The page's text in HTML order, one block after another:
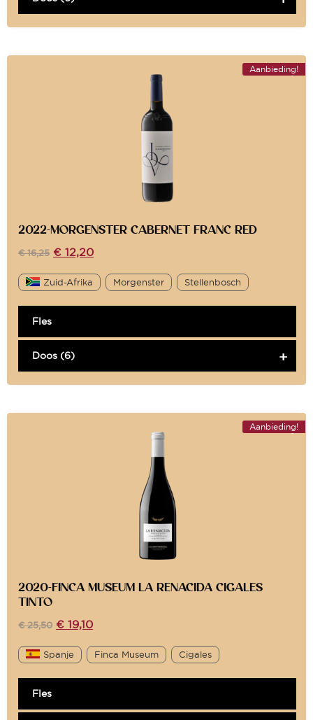
Aanbieding!
2022-MORGENSTER CABERNET FRANC RED
€16,25 € 12,20
Zuid-Afrika Morgenster Stellenbosch
Fles
Doos (6)
Aanbieding!
2020-FINCA MUSEUM LA RENACIDA CIGALES
TINTO
€25,50 € 19,10
Spanje Finca Museum Cigales
Fles